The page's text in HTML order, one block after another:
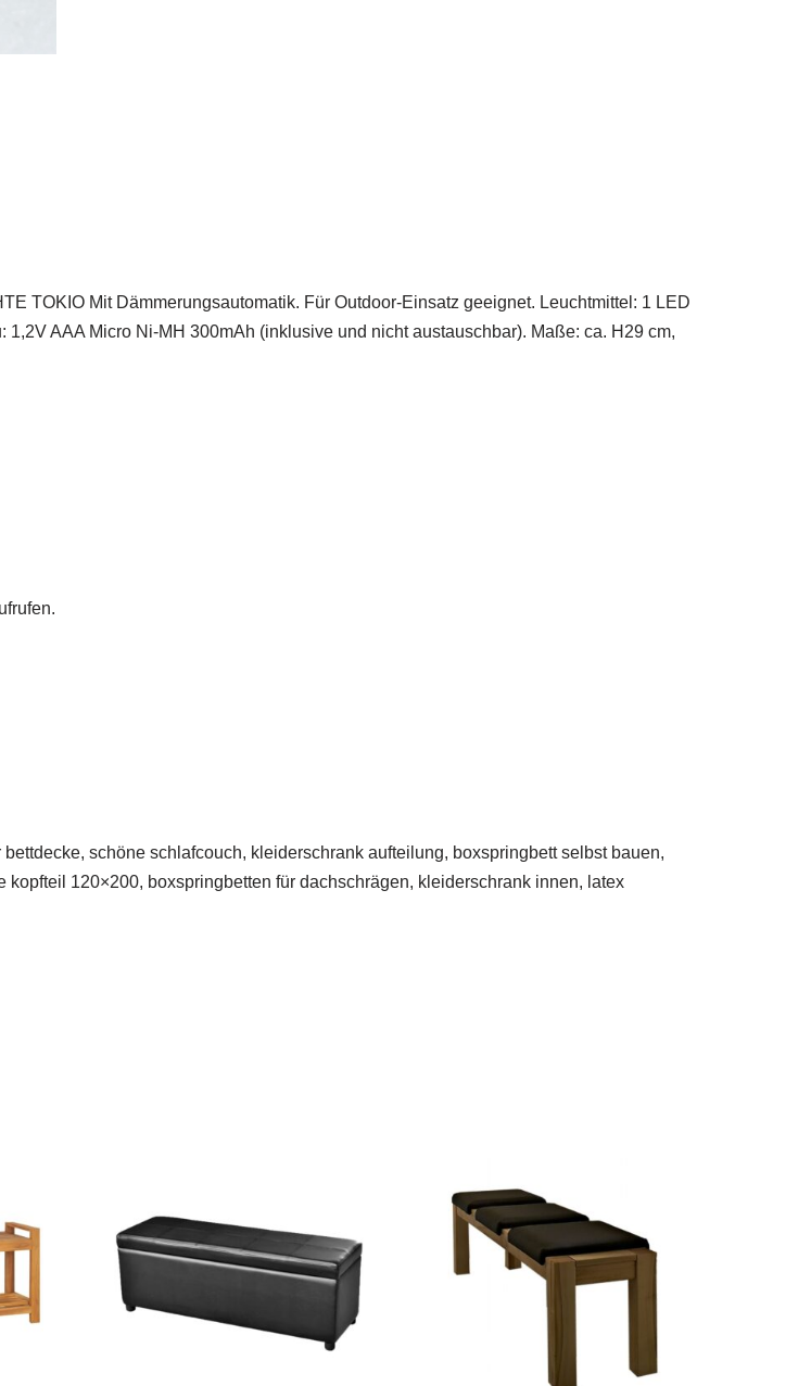
TOKIO Mit Dämmerungsautomatik. Für Outdoor-Einsatz geeignet. Leuchtmittel: 1 LED
AAA Micro Ni-MH 300mAh (inklusive und nicht austauschbar). Maße: ca. H29 cm,
schöne schlafcouch, kleiderschrank aufteilung, boxspringbett selbst bauen,
120×200, boxspringbetten für dachschrägen, kleiderschrank innen, latex